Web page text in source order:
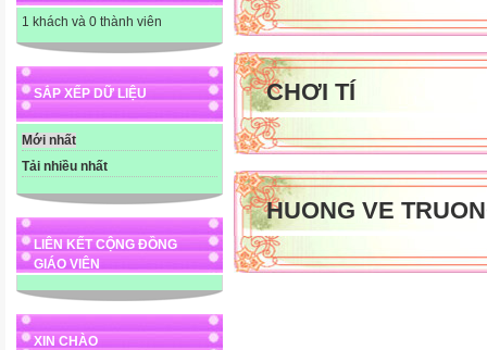
1 khách và 0 thành viên
SẮP XẾP DỮ LIỆU
Mới nhất
Tải nhiều nhất
LIÊN KẾT CỘNG ĐỒNG
GIÁO VIÊN
XIN CHÀO
CHƠI TÍ
HUONG VE